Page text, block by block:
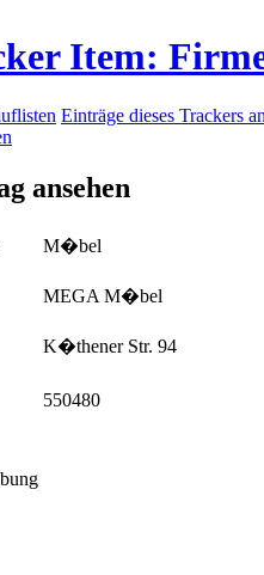
Item:
Einträge dieses Trackers
ansehen
M�bel
MEGA M�bel
K�thener Str. 94
550480